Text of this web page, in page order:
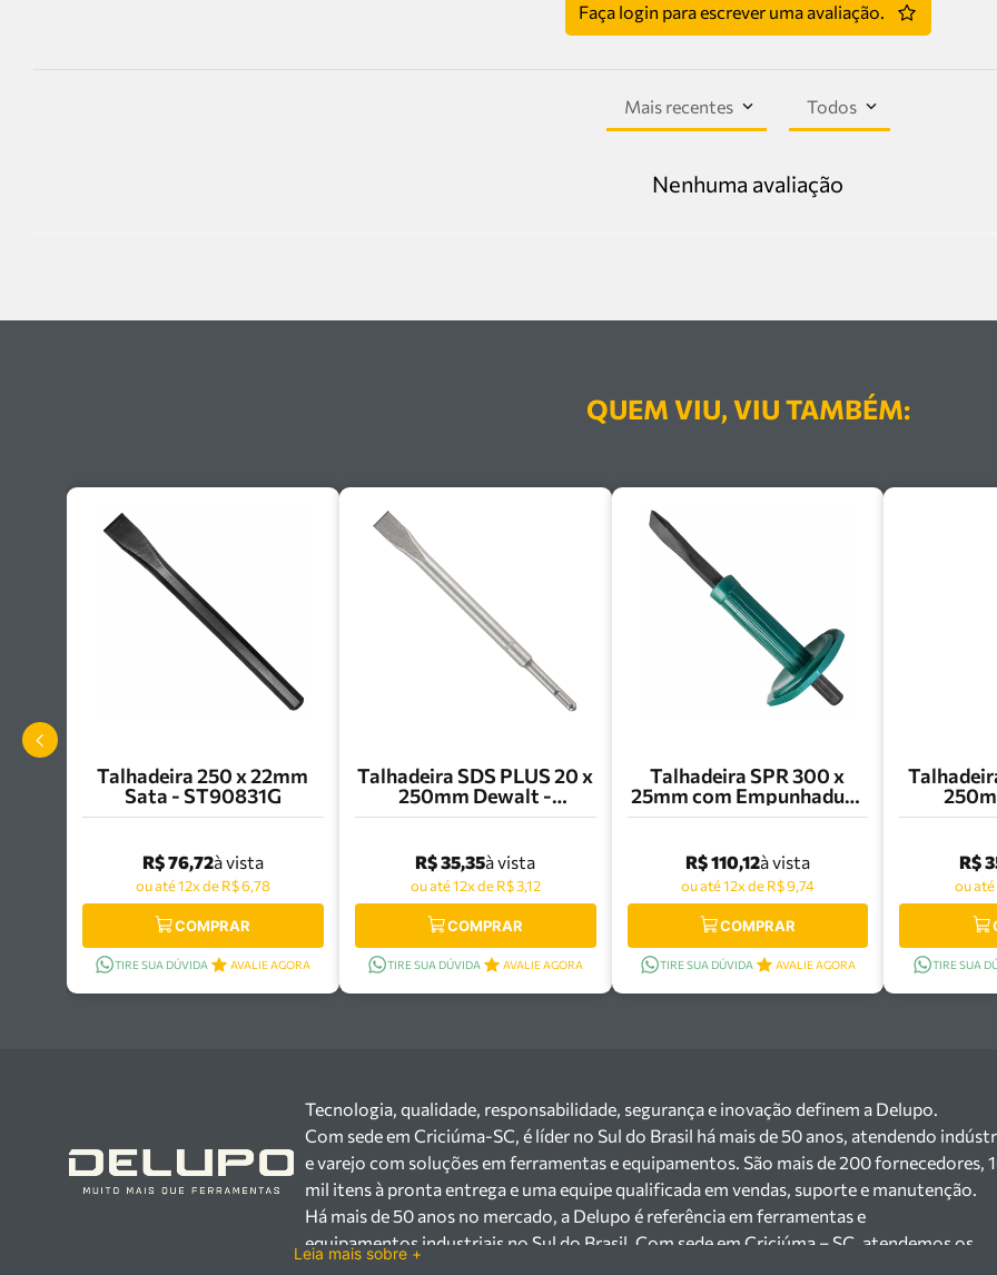
Faça login para escrever uma avaliação.
Mais recentes Todos
Nenhuma avaliação
QUEM VIU, VIU TAMBÉM:
Talhadeira 250 x 22mm
Sata - ST90831G
R$ 76,72à vista
ou até 12x de R$ 6,78
COMPRAR
TIRE SUA DÚVIDA AVALIE AGORA
Talhadeira SDS PLUS 20 x
250mm Dewalt -
DWA0802
R$ 35,35à vista
ou até 12x de R$ 3,12
COMPRAR
TIRE SUA DÚVIDA AVALIE AGORA
Talhadeira SPR 300 x
25mm com Empunhadura
Sata - ST90824G
R$ 110,12à vista
ou até 12x de R$ 9,74
COMPRAR
TIRE SUA DÚVIDA AVALIE AGORA
R$
ou até
TIRE SUA
Tecnologia, qualidade, responsabilidade, segurança e inovação definem a Delupo.
Com sede em Criciúma-SC, é líder no Sul do Brasil há mais de 50 anos, atendendo
e varejo com soluções em ferramentas e equipamentos. São mais de 200 fornecedores,
mil itens à pronta entrega e uma equipe qualificada em vendas, suporte e manutenção.
Há mais de 50 anos no mercado, a Delupo é referência em ferramentas e
equipamentos industriais no Sul do Brasil. Com sede em Criciúma – SC, atendemos os
Leia mais sobre +